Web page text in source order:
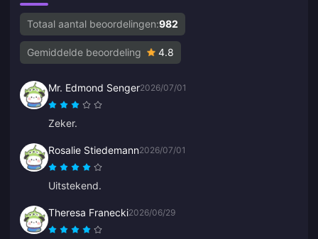
Totaal aantal beoordelingen:982
Gemiddelde beoordeling 4.8
Mr. Edmond Senger2026/07/01
Zeker.
Rosalie Stiedemann2026/07/01
Uitstekend.
Theresa Franecki2026/06/29